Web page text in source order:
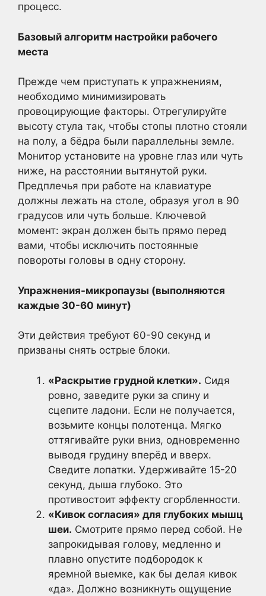
процесс.
Базовый алгоритм настройки рабочего
места
Прежде чем приступать к упражнениям,
необходимо минимизировать
провоцирующие факторы. Отрегулируйте
высоту стула так, чтобы стопы плотно стояли
на полу, а бёдра были параллельны земле.
Монитор установите на уровне глаз или чуть
ниже, на расстоянии вытянутой руки.
Предплечья при работе на клавиатуре
должны лежать на столе, образуя угол в 90
градусов или чуть больше. Ключевой
момент: экран должен быть прямо перед
вами, чтобы исключить постоянные
повороты головы в одну сторону.
Упражнения-микропаузы (выполняются
каждые 30-60 минут)
Эти действия требуют 60-90 секунд и
призваны снять острые блоки.
«Раскрытие грудной клетки». Сидя
ровно, заведите руки за спину и
сцепите ладони. Если не получается,
возьмите концы полотенца. Мягко
оттягивайте руки вниз, одновременно
выводя грудину вперёд и вверх.
Сведите лопатки. Удерживайте 15-20
секунд, дыша глубоко. Это
противостоит эффекту сгорбленности.
«Кивок согласия» для глубоких мышц
шеи. Смотрите прямо перед собой. Не
запрокидывая голову, медленно и
плавно опустите подбородок к
яремной выемке, как бы делая кивок
«да». Должно возникнуть ощущение